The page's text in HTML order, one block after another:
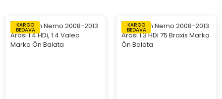
KARGO
BEDAVA
KARGO
BEDAVA